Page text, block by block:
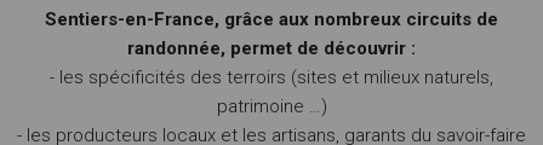
Sentiers-en-France, grâce aux nombreux circuits de
randonnée, permet de découvrir :
- les spécificités des terroirs (sites et milieux naturels,
patrimoine …)
- les producteurs locaux et les artisans, garants du savoir-faire